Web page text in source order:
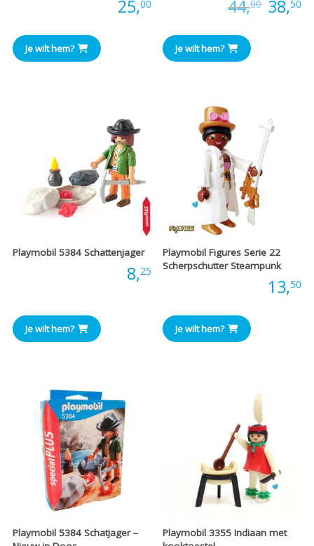
25,00
Je wilt hem?
44,00 38,50
Je wilt hem?
Playmobil 5384 Schattenjager
8,25
Je wilt hem?
Playmobil Figures Serie 22
Scherpschutter Steampunk
13,50
Je wilt hem?
Playmobil 5384 Schatjager –
Playmobil 3355 Indiaan met